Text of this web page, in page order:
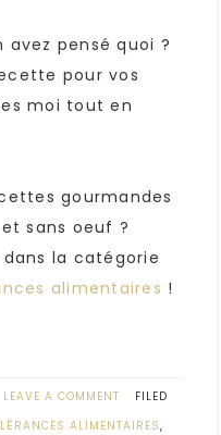
avez pensé quoi ?
pour vos
moi tout en
gourmandes
sans oeuf ?
la catégorie
alimentaires !
LEAVE A COMMENT
FILED
ALIMENTAIRES,